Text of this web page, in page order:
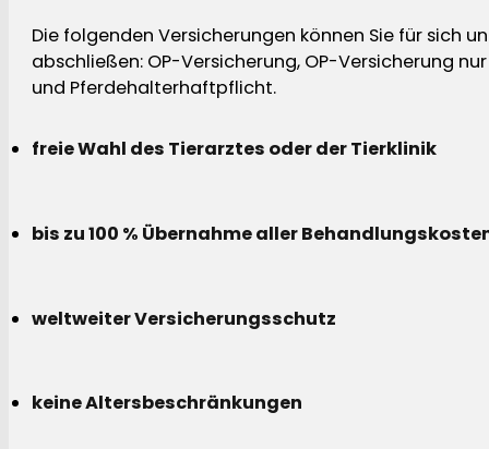
Die folgenden Versicherungen können Sie für sich
abschließen: OP-Versicherung, OP-Versicherung
und Pferdehalterhaftpflicht.
freie Wahl des Tierarztes oder der Tierklinik
bis zu 100 % Übernahme aller
weltweiter Versicherungsschutz
keine Altersbeschränkungen